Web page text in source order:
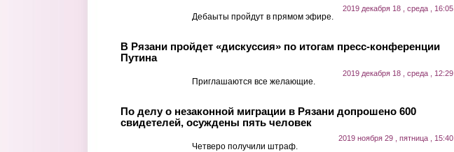
2019 декабря 18 , среда , 16:05
Дебаыты пройдут в прямом эфире.
В Рязани пройдет «дискуссия» по итогам пресс-конференции
Путина
2019 декабря 18 , среда , 12:29
Приглашаются все желающие.
По делу о незаконной миграции в Рязани допрошено 600
свидетелей, осуждены пять человек
2019 ноября 29 , пятница , 15:40
Четверо получили штраф.